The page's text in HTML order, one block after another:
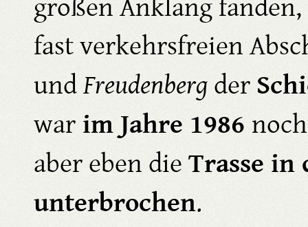
fast verkehrsfreien
undFreudenbergder
warim Jahre 1986
aber eben dieTrasse
unterbrochen.